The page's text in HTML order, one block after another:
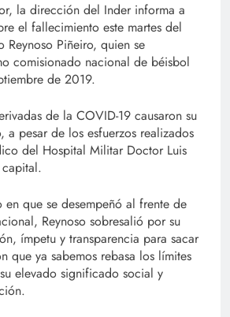
la dirección del Inder informa a
el fallecimiento este martes del
Reynoso Piñeiro, quien se
comisionado nacional de béisbol
de 2019.
de la COVID-19 causaron su
a pesar de los esfuerzos realizados
del Hospital Militar Doctor Luis
que se desempeñó al frente de
Reynoso sobresalió por su
ímpetu y transparencia para sacar
que ya sabemos rebasa los límites
elevado significado social y